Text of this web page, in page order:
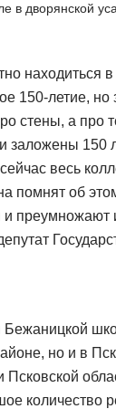
в дворянской
находиться
150-летие,
стены, а про
заложены 150
весь
помнят об
и преумножают
Бежаницкой
но и в
Псковской
количество